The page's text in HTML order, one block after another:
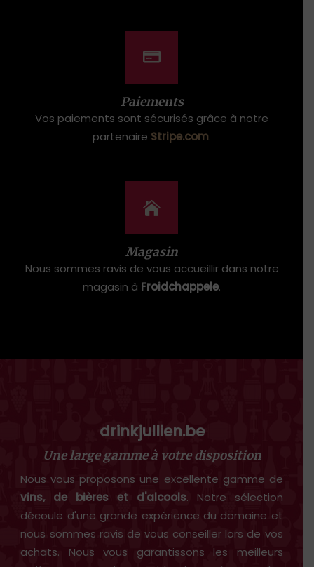
Paiements
Vos paiements sont sécurisés grâce à notre
partenaire Stripe.com.
Magasin
Nous sommes ravis de vous accueillir dans notre
magasin à Froidchappele.
drinkjullien.be
Une large gamme à votre disposition
Nous vous proposons une excellente gamme de
vins, de bières et d'alcools. Notre sélection
découle d'une grande expérience du domaine et
nous sommes ravis de vous conseiller lors de vos
achats. Nous vous garantissons les meilleurs